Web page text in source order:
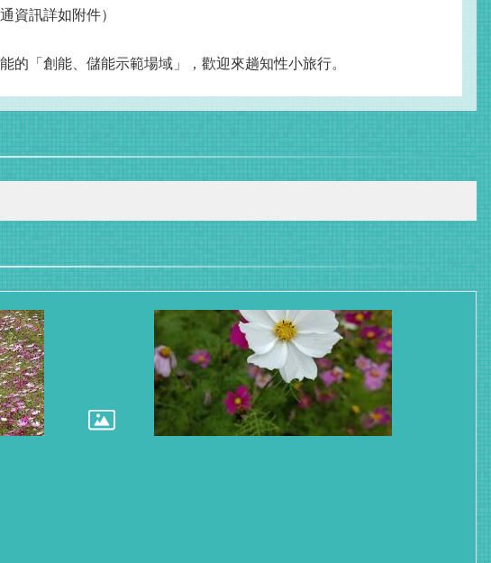
資訊詳如附件）
「創能、儲能示範場域」，歡迎來趟知性小旅行。